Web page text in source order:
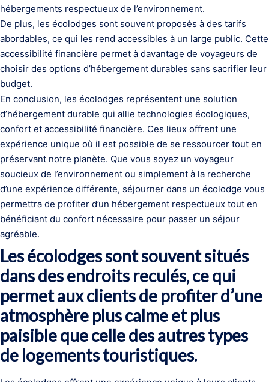
hébergements respectueux de l’environnement.
De plus, les écolodges sont souvent proposés à des tarifs
abordables, ce qui les rend accessibles à un large public. Cette
accessibilité financière permet à davantage de voyageurs de
choisir des options d’hébergement durables sans sacrifier leur
budget.
En conclusion, les écolodges représentent une solution
d’hébergement durable qui allie technologies écologiques,
confort et accessibilité financière. Ces lieux offrent une
expérience unique où il est possible de se ressourcer tout en
préservant notre planète. Que vous soyez un voyageur
soucieux de l’environnement ou simplement à la recherche
d’une expérience différente, séjourner dans un écolodge vous
permettra de profiter d’un hébergement respectueux tout en
bénéficiant du confort nécessaire pour passer un séjour
agréable.
Les écolodges sont souvent situés
dans des endroits reculés, ce qui
permet aux clients de profiter d’une
atmosphère plus calme et plus
paisible que celle des autres types
de logements touristiques.